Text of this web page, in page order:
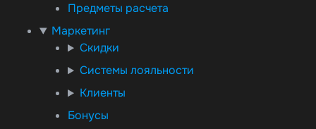
Предметы расчета
Маркетинг
Скидки
Системы лояльности
Клиенты
Бонусы